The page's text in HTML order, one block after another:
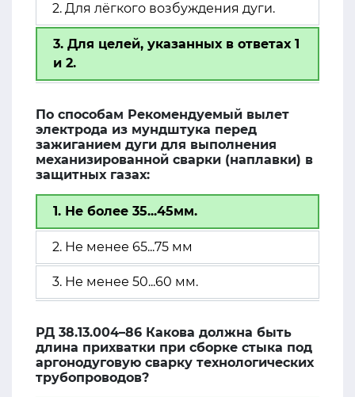
2. Для лёгкого возбуждения дуги.
3. Для целей, указанных в ответах 1
и 2.
По способам Рекомендуемый вылет
электрода из мундштука перед
зажиганием дуги для выполнения
механизированной сварки (наплавки) в
защитных газах:
1. Не более 35...45мм.
2. Не менее 65...75 мм
3. Не менее 50...60 мм.
РД 38.13.004–86 Какова должна быть
длина прихватки при сборке стыка под
аргонодуговую сварку технологических
трубопроводов?